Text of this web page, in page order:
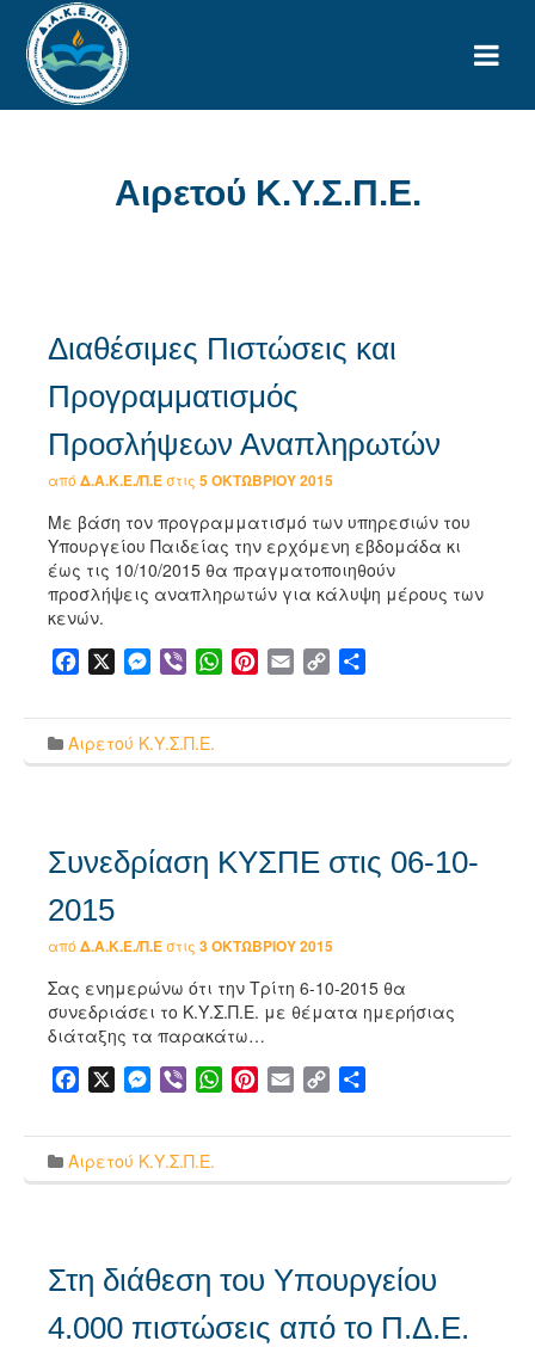
Αιρετού Κ.Υ.Σ.Π.Ε.
Διαθέσιμες Πιστώσεις και
Προγραμματισμός
Προσλήψεων Αναπληρωτών
από Δ.Α.Κ.Ε./Π.Εστις 5 ΟΚΤΩΒΡΊΟΥ 2015
Με βάση τον προγραμματισμό των υπηρεσιών του
Υπουργείου Παιδείας την ερχόμενη εβδομάδα κι
έως τις 10/10/2015 θα πραγματοποιηθούν
προσλήψεις αναπληρωτών για κάλυψη μέρους των
κενών.
Facebook Messenger
Viber WhatsApp
Pinterest
Email Copy
Αιρετού Κ.Υ.Σ.Π.Ε.
Συνεδρίαση ΚΥΣΠΕ στις 06-10-
2015
από Δ.Α.Κ.Ε./Π.Εστις 3 ΟΚΤΩΒΡΊΟΥ 2015
Σας ενημερώνω ότι την Τρίτη 6-10-2015 θα
συνεδριάσει το Κ.Υ.Σ.Π.Ε. με θέματα ημερήσιας
διάταξης τα παρακάτω…
Facebook Messenger
Viber WhatsApp
Pinterest
Email Copy
Αιρετού Κ.Υ.Σ.Π.Ε.
Στη διάθεση του Υπουργείου
4.000 πιστώσεις από το Π.Δ.Ε.